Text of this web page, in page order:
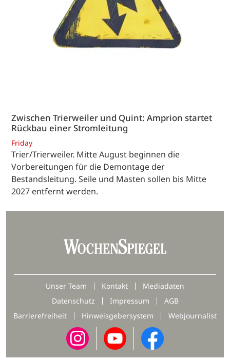
Zwischen Trierweiler und Quint: Amprion startet
Rückbau einer Stromleitung
Friday
Trier/Trierweiler. Mitte August beginnen die
Vorbereitungen für die Demontage der
Bestandsleitung. Seile und Masten sollen bis Mitte
2027 entfernt werden.
Unser Team Kontakt
Mediadaten
Datenschutz
Impressum
AGB
Barrierefreiheit
Hinweisgebersystem Webjournalist